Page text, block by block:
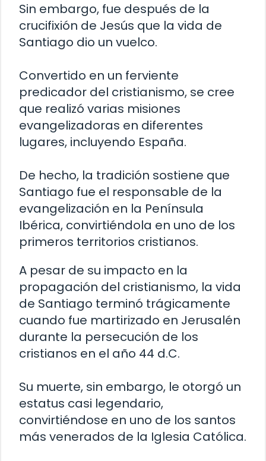
Sin embargo, fue después de la
crucifixión de Jesús que la vida de
Santiago dio un vuelco.
Convertido en un ferviente
predicador del cristianismo, se cree
que realizó varias misiones
evangelizadoras en diferentes
lugares, incluyendo España.
De hecho, la tradición sostiene que
Santiago fue el responsable de la
evangelización en la Península
Ibérica, convirtiéndola en uno de los
primeros territorios cristianos.
A pesar de su impacto en la
propagación del cristianismo, la vida
de Santiago terminó trágicamente
cuando fue martirizado en Jerusalén
durante la persecución de los
cristianos en el año 44 d.C.
Su muerte, sin embargo, le otorgó un
estatus casi legendario,
convirtiéndose en uno de los santos
más venerados de la Iglesia Católica.